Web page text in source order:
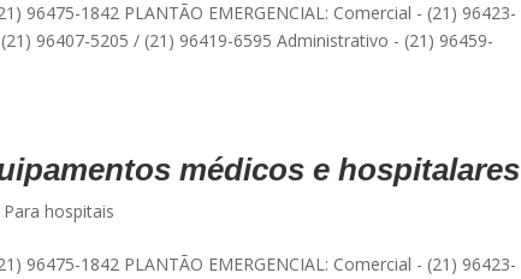
1842 PLANTÃO EMERGENCIAL: Comercial - (21) 96423-
96407-5205 / (21) 96419-6595 Administrativo - (21) 96459-
médicos e hospitalares
hospitais
1842 PLANTÃO EMERGENCIAL: Comercial - (21) 96423-